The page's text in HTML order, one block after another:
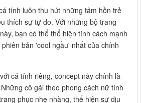
tính luôn thu hút những tâm hồn trẻ
thích sự tự do. Với những bộ trang
bạn có thể thể hiện tính cách mạnh
bản 'cool ngầu' nhất của chính
cá tính riêng, concept này chính là
cô gái theo phong cách nữ tính
phục nhẹ nhàng, thể hiện sự dịu